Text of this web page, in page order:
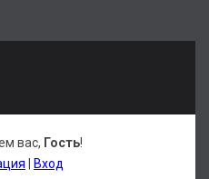
вас, Гость!
Вход